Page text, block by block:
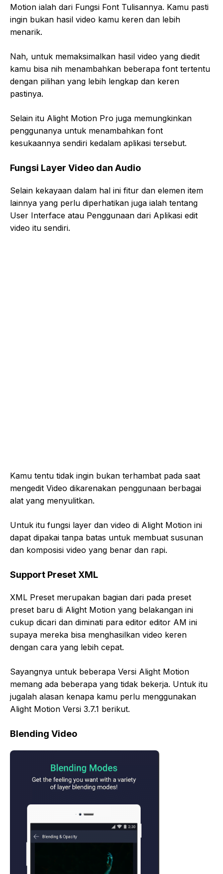
Motion ialah dari Fungsi Font Tulisannya. Kamu pasti
ingin bukan hasil video kamu keren dan lebih
menarik.
Nah, untuk memaksimalkan hasil video yang diedit
kamu bisa nih menambahkan beberapa font tertentu
dengan pilihan yang lebih lengkap dan keren
pastinya.
Selain itu Alight Motion Pro juga memungkinkan
penggunanya untuk menambahkan font
kesukaannya sendiri kedalam aplikasi tersebut.
Fungsi Layer Video dan Audio
Selain kekayaan dalam hal ini fitur dan elemen item
lainnya yang perlu diperhatikan juga ialah tentang
User Interface atau Penggunaan dari Aplikasi edit
video itu sendiri.
Kamu tentu tidak ingin bukan terhambat pada saat
mengedit Video dikarenakan penggunaan berbagai
alat yang menyulitkan.
Untuk itu fungsi layer dan video di Alight Motion ini
dapat dipakai tanpa batas untuk membuat susunan
dan komposisi video yang benar dan rapi.
Support Preset XML
XML Preset merupakan bagian dari pada preset
preset baru di Alight Motion yang belakangan ini
cukup dicari dan diminati para editor editor AM ini
supaya mereka bisa menghasilkan video keren
dengan cara yang lebih cepat.
Sayangnya untuk beberapa Versi Alight Motion
memang ada beberapa yang tidak bekerja. Untuk itu
jugalah alasan kenapa kamu perlu menggunakan
Alight Motion Versi 3.7.1 berikut.
Blending Video